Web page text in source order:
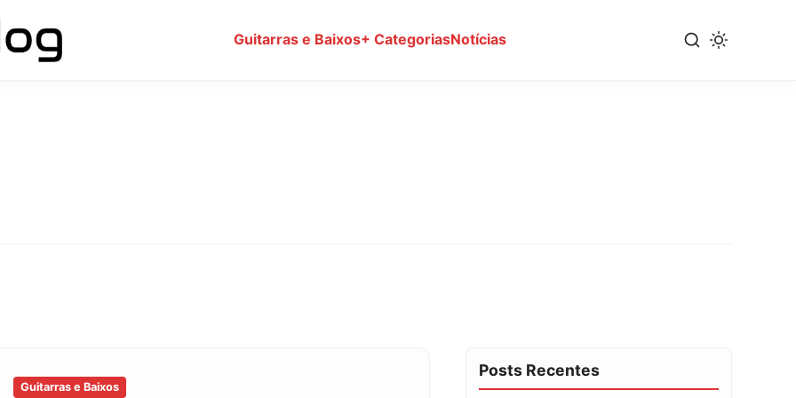
Guitarras e Baixos+ CategoriasNotícias
Guitarras e Baixos
Posts Recentes